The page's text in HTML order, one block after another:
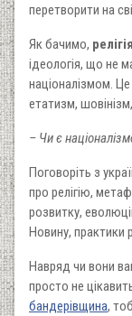
перетворити на
Як бачимо,
ідеологія, що не
націоналізмом.
етатизм,
– Чи є
Поговоріть з
про релігію,
розвитку,
Новину, практики
Навряд чи вони
просто не
бандерівщина,